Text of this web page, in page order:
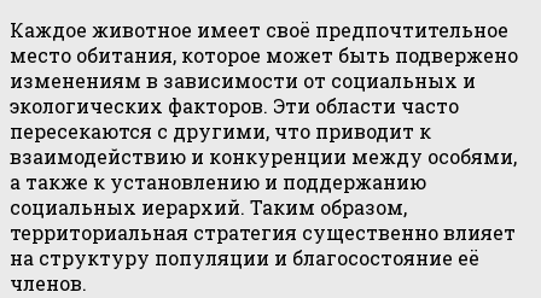
Каждое животное имеет своё предпочтительное
место обитания, которое может быть подвержено
изменениям в зависимости от социальных и
экологических факторов. Эти области часто
пересекаются с другими, что приводит к
взаимодействию и конкуренции между особями,
а также к установлению и поддержанию
социальных иерархий. Таким образом,
территориальная стратегия существенно влияет
на структуру популяции и благосостояние её
членов.